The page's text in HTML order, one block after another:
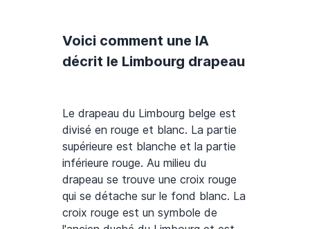
Voici comment une IA
décrit le Limbourg drapeau
Le drapeau du Limbourg belge est
divisé en rouge et blanc. La partie
supérieure est blanche et la partie
inférieure rouge. Au milieu du
drapeau se trouve une croix rouge
qui se détache sur le fond blanc. La
croix rouge est un symbole de